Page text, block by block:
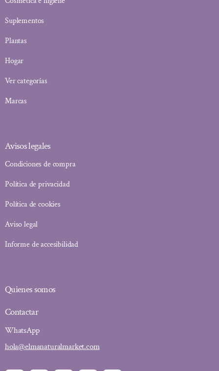
Suplementos
Plantas
Hogar
Ver categorías
Marcas
Avisos legales
Condiciones de compra
Política de privacidad
Política de cookies
Aviso legal
Informe de accesibilidad
Quienes somos
Contactar
WhatsApp
hola@elmanaturalmarket.com